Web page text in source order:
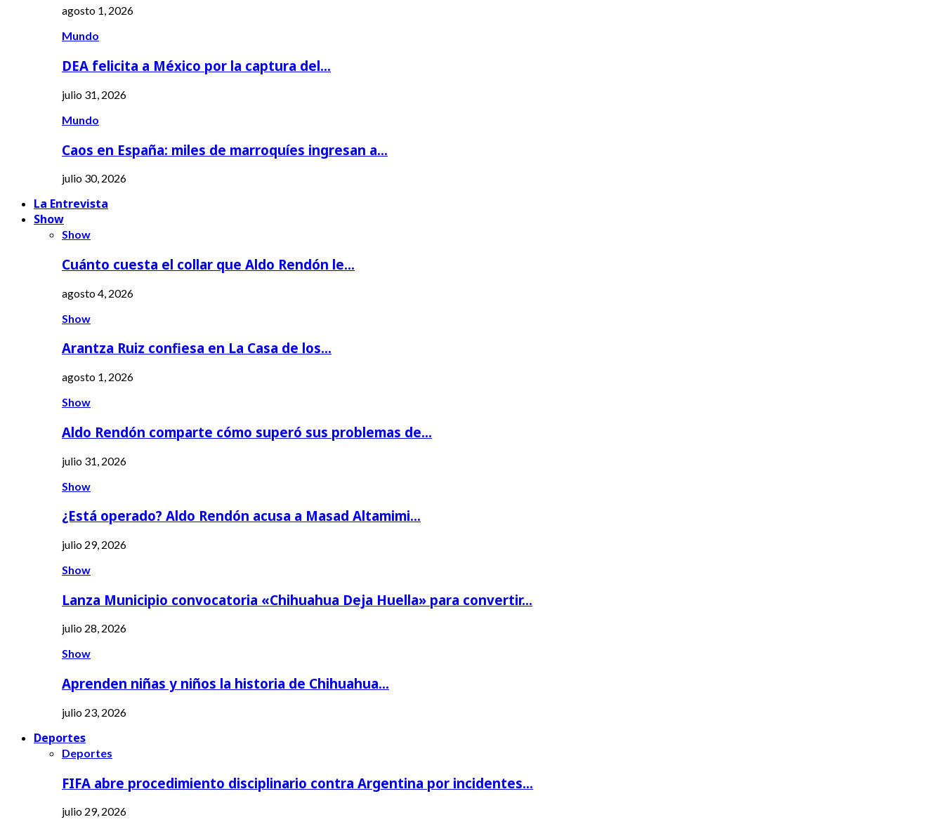
agosto 1, 2026
Mundo
DEA felicita a México por la captura del…
julio 31, 2026
Mundo
Caos en España: miles de marroquíes ingresan a…
julio 30, 2026
La Entrevista
Show
Show
Cuánto cuesta el collar que Aldo Rendón le…
agosto 4, 2026
Show
Arantza Ruiz confiesa en La Casa de los…
agosto 1, 2026
Show
Aldo Rendón comparte cómo superó sus problemas de…
julio 31, 2026
Show
¿Está operado? Aldo Rendón acusa a Masad Altamimi…
julio 29, 2026
Show
Lanza Municipio convocatoria «Chihuahua Deja Huella» para convertir…
julio 28, 2026
Show
Aprenden niñas y niños la historia de Chihuahua…
julio 23, 2026
Deportes
Deportes
FIFA abre procedimiento disciplinario contra Argentina por incidentes…
julio 29, 2026